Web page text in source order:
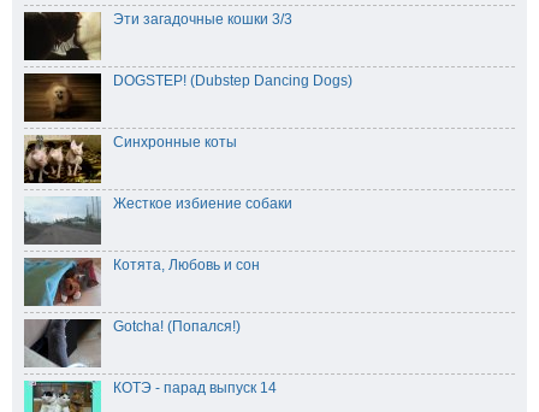
Эти загадочные кошки 3/3
DOGSTEP! (Dubstep Dancing Dogs)
Синхронные коты
Жесткое избиение собаки
Котята, Любовь и сон
Gotcha! (Попался!)
КОТЭ - парад выпуск 14